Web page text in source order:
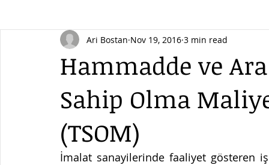
Hammadde ve
Sahip Olma
(TSOM)
Ari Bostan Nov 19, 2016 3 min read
İmalat sanayilerinde faaliyet gösteren